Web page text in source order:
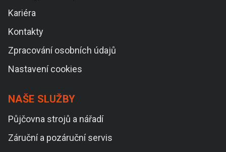
Kariéra
Kontakty
Zpracování osobních údajů
Nastavení cookies
NAŠE SLUŽBY
Půjčovna strojů a nářadí
Záruční a pozáruční servis